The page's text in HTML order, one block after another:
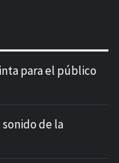
para el público
sonido de la